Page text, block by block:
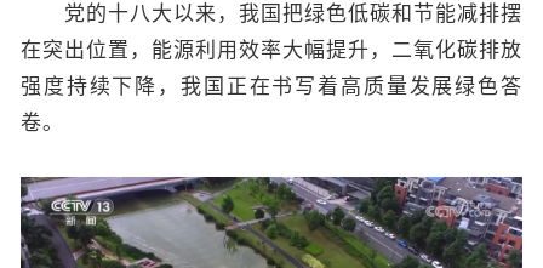
党的十八大以来，我国把绿色低碳和节能减排摆
在突出位置，能源利用效率大幅提升，二氧化碳排放
强度持续下降，我国正在书写着高质量发展绿色答
卷。